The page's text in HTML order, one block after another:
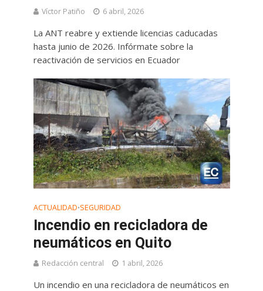
Víctor Patiño 6 abril, 2026
La ANT reabre y extiende licencias caducadas
hasta junio de 2026. Infórmate sobre la
reactivación de servicios en Ecuador
ACTUALIDAD•SEGURIDAD
Incendio en recicladora de
neumáticos en Quito
Redacción central 1 abril, 2026
Un incendio en una recicladora de neumáticos en